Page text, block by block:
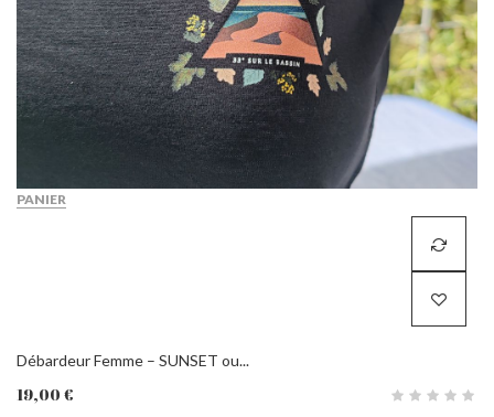
PANIER
Débardeur Femme – SUNSET ou...
19,00 €